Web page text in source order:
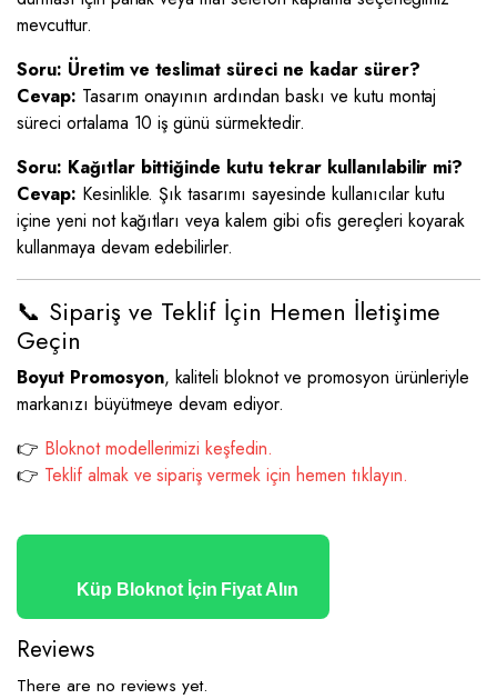
mevcuttur.
Soru: Üretim ve teslimat süreci ne kadar sürer?
Cevap: Tasarım onayının ardından baskı ve kutu montaj
süreci ortalama 10 iş günü sürmektedir.
Soru: Kağıtlar bittiğinde kutu tekrar kullanılabilir mi?
Cevap: Kesinlikle. Şık tasarımı sayesinde kullanıcılar kutu
içine yeni not kağıtları veya kalem gibi ofis gereçleri koyarak
kullanmaya devam edebilirler.
📞 Sipariş ve Teklif İçin Hemen İletişime
Geçin
Boyut Promosyon, kaliteli bloknot ve promosyon ürünleriyle
markanızı büyütmeye devam ediyor.
👉 Bloknot modellerimizi keşfedin.
👉 Teklif almak ve sipariş vermek için hemen tıklayın.
Küp Bloknot İçin Fiyat Alın
Reviews
There are no reviews yet.